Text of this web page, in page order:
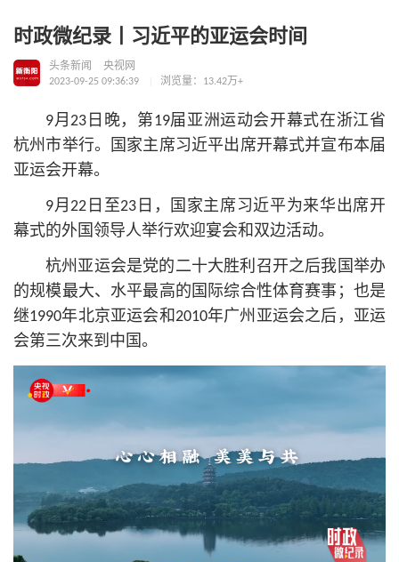
时政微纪录丨习近平的亚运会时间
头条新闻
央视网
2023-09-25 09:36:39
浏览量：13.42万+
9月23日晚，第19届亚洲运动会开幕式在浙江省
杭州市举行。国家主席习近平出席开幕式并宣布本届
亚运会开幕。
9月22日至23日，国家主席习近平为来华出席开
幕式的外国领导人举行欢迎宴会和双边活动。
杭州亚运会是党的二十大胜利召开之后我国举办
的规模最大、水平最高的国际综合性体育赛事；也是
继1990年北京亚运会和2010年广州亚运会之后，亚运
会第三次来到中国。